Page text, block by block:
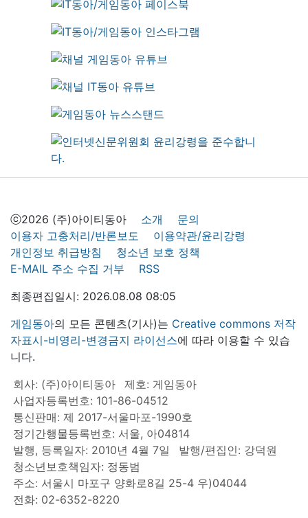
ⓒ2026 (주)아이티동아 소개
문의
이용자 고충처리/반론보도
이용약관/윤리강령
개인정보 취급방침
청소년 보호 정책
E-MAIL 주소 수집 거부
RSS
최종편집일시: 2026.08.08 08:05
게임동아의 모든 콘텐츠(기사)는 Creative commons 저작
자표시-비영리-변경금지 라이선스에 따라 이용할 수 있습
니다.
회사: (주)아이티동아
제호: 게임동아
사업자등록번호: 101-86-04512
통신판매: 제 2017-서울마포-1990호
정기간행물등록번호: 서울, 아04814
발행, 등록일자: 2010년 4월 7일
발행/편집인: 강덕원
청소년보호책임자: 정동범
주소: 서울시 마포구 양화로8길 25-4 우)04044
전화: 02-6352-8220